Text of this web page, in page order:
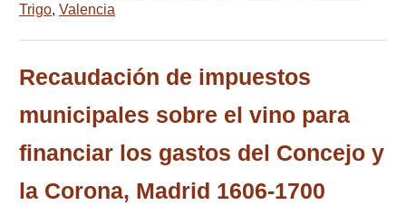
Trigo, Valencia
Recaudación de impuestos
municipales sobre el vino para
financiar los gastos del Concejo y
la Corona, Madrid 1606-1700